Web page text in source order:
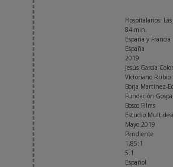
Hospitalarios:
84 min.
España y Francia
España
2019
Jesús García
Victoriano Rubio
Borja Martínez-
Fundación
Bosco Films
Estudio
Mayo 2019
Pendiente
1,85:1
5.1
Español